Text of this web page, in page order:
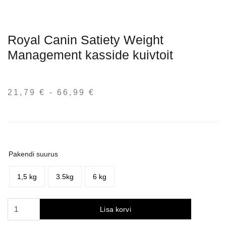
Royal Canin Satiety Weight
Management kasside kuivtoit
21,79€ - 66,99€
Pakendi suurus
1,5 kg 3.5kg 6 kg
Lisa korvi